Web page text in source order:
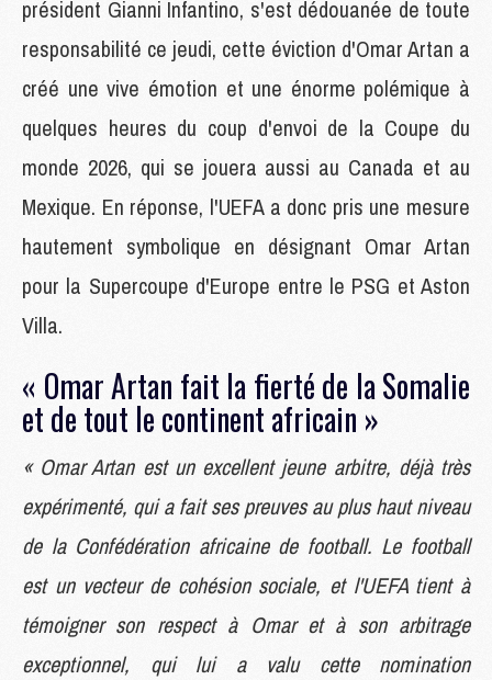
président Gianni Infantino, s'est dédouanée de toute
responsabilité ce jeudi, cette éviction d'Omar Artan a
créé une vive émotion et une énorme polémique à
quelques heures du coup d'envoi de la Coupe du
monde 2026, qui se jouera aussi au Canada et au
Mexique. En réponse, l'UEFA a donc pris une mesure
hautement symbolique en désignant Omar Artan
pour la Supercoupe d'Europe entre le PSG et Aston
Villa.
« Omar Artan fait la fierté de la Somalie
et de tout le continent africain »
« Omar Artan est un excellent jeune arbitre, déjà très
expérimenté, qui a fait ses preuves au plus haut niveau
de la Confédération africaine de football. Le football
est un vecteur de cohésion sociale, et l'UEFA tient à
témoigner son respect à Omar et à son arbitrage
exceptionnel, qui lui a valu cette nomination